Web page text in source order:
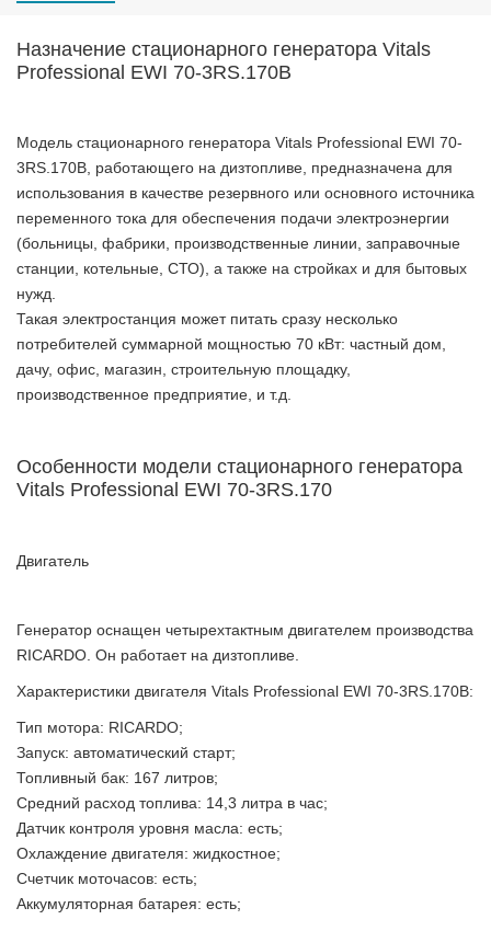
Назначение стационарного генератора Vitals
Professional EWI 70-3RS.170B
Модель стационарного генератора Vitals Professional EWI 70-
3RS.170B, работающего на дизтопливе, предназначена для
использования в качестве резервного или основного источника
переменного тока для обеспечения подачи электроэнергии
(больницы, фабрики, производственные линии, заправочные
станции, котельные, СТО), а также на стройках и для бытовых
нужд.
Такая электростанция может питать сразу несколько
потребителей суммарной мощностью 70 кВт: частный дом,
дачу, офис, магазин, строительную площадку,
производственное предприятие, и т.д.
Особенности модели стационарного генератора
Vitals Professional EWI 70-3RS.170
Двигатель
Генератор оснащен четырехтактным двигателем производства
RICARDO. Он работает на дизтопливе.
Характеристики двигателя Vitals Professional EWI 70-3RS.170B:
Тип мотора: RICARDO;
Запуск: автоматический старт;
Топливный бак: 167 литров;
Средний расход топлива: 14,3 литра в час;
Датчик контроля уровня масла: есть;
Охлаждение двигателя: жидкостное;
Счетчик моточасов: есть;
Аккумуляторная батарея: есть;